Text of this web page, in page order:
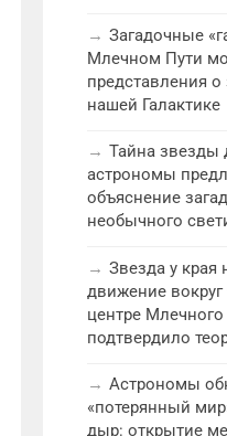
Загадочные
Млечном Пути
представления о
нашей Галактике
Тайна звезды
астрономы
объяснение
необычного
Звезда у края
движение
центре
подтвердило
Астрономы
«потерянный
дыр: открытие